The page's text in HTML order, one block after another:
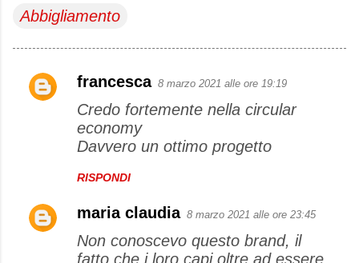
Abbigliamento
C
t
francesca 8 marzo 2021 alle ore 19:19
Credo fortemente nella circular
economy
Davvero un ottimo progetto
RISPONDI
maria claudia 8 marzo 2021 alle ore 23:45
Non conoscevo questo brand, il
fatto che i loro capi oltre ad essere